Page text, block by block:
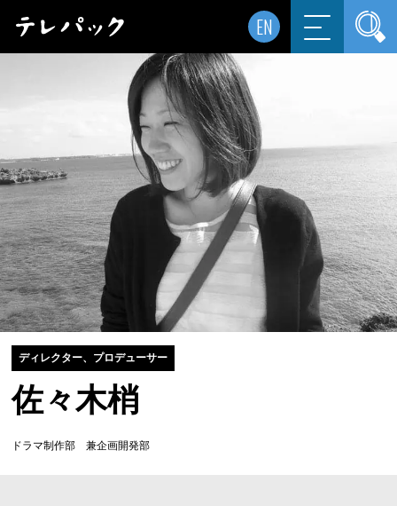
EN
ディレクター、プロデューサー
佐々木梢
ドラマ制作部 兼企画開発部